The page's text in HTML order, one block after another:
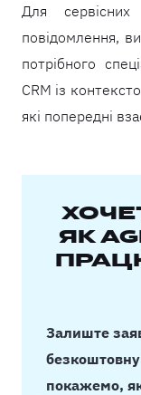
Для
повідомлення,
потрібного
CRM із
які попередні
ЯК
Залиште
покажемо,